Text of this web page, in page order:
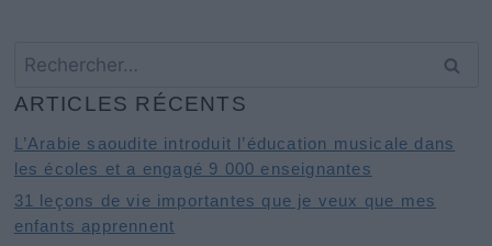
ARTICLES RÉCENTS
L’Arabie saoudite introduit l’éducation musicale dans
les écoles et a engagé 9 000 enseignantes
31 leçons de vie importantes que je veux que mes
enfants apprennent